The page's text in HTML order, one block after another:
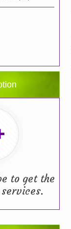
to get the